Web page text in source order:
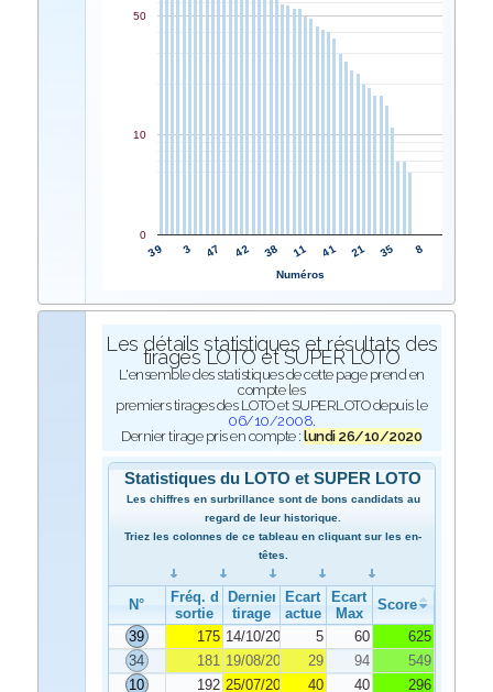
39 3 47 42 38 11 41 21 35 8
0
10
50
Numéros
Les détails statistiques et résultats des
tirages LOTO et SUPER LOTO
L'ensemble des statistiques de cette page prend en
compte les
premiers tirages des LOTO et SUPERLOTO depuis le
06/10/2008.
Dernier tirage pris en compte :lundi 26/10/2020
Statistiques du LOTO et SUPER LOTO
Les chiffres en surbrillance sont de bons candidats au
regard de leur historique.
Triez les colonnes de ce tableau en cliquant sur les en-
têtes.
N°
Fréq. de
sortie
Dernier
tirage
Ecart
actuel
Ecart
Max
Score
39
175 14/10/2020 5 60
625
34
181 19/08/2020 29 94
549
10
192 25/07/2020 40 40
296